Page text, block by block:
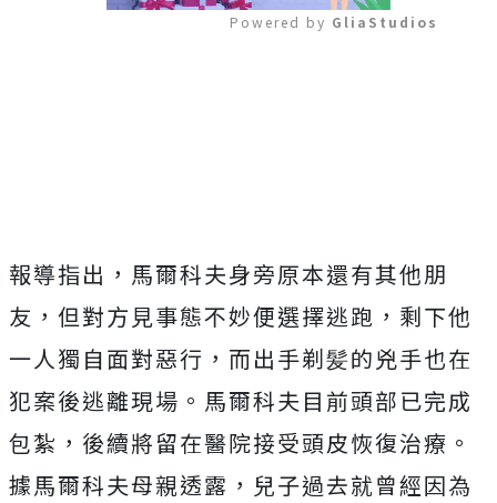
Powered by GliaStudios
報導指出，馬爾科夫身旁原本還有其他朋
友，但對方見事態不妙便選擇逃跑，剩下他
一人獨自面對惡行，而出手剃髪的兇手也在
犯案後逃離現場。馬爾科夫目前頭部已完成
包紮，後續將留在醫院接受頭皮恢復治療。
據馬爾科夫母親透露，兒子過去就曾經因為